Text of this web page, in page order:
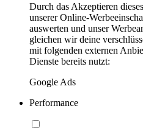
Durch das Akzeptieren
unserer Online-
auswerten und unser
gleichen wir deine
mit folgenden externen
Dienste bereits nutzt:
Google Ads
Performance